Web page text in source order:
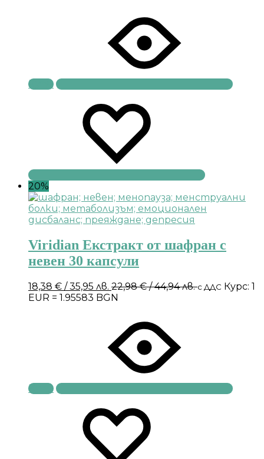
Купи
20%
Viridian Екстракт от шафран с
невен 30 капсули
18,38 € / 35,95 лв. 22,98€/ 44,94 лв.с ДДС Курс: 1
EUR = 1.95583 BGN
Купи